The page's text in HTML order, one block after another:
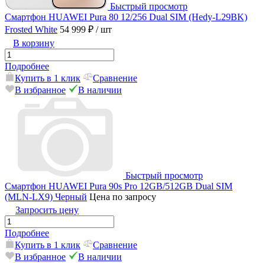
Быстрый просмотр
Смартфон HUAWEI Pura 80 12/256 Dual SIM (Hedy-L29BK)
Frosted White 54 999 ₽ / шт
В корзину
Подробнее
Купить в 1 клик
Сравнение
В избранное
В наличии
Быстрый просмотр
Смартфон HUAWEI Pura 90s Pro 12GB/512GB Dual SIM
(MLN-LX9) Черный Цена по запросу
Запросить цену
Подробнее
Купить в 1 клик
Сравнение
В избранное
В наличии